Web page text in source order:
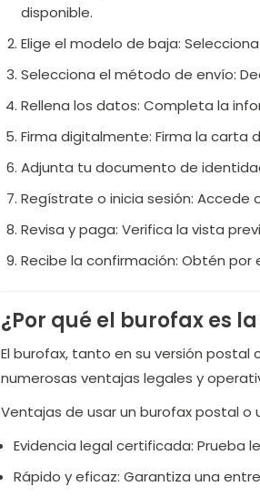
disponible.
Elige el modelo de baja:
Selecciona el método de envío:
Rellena los datos: Completa la
Firma digitalmente: Firma la carta
Adjunta tu documento de
Regístrate o inicia sesión: Accede
Revisa y paga: Verifica la vista
Recibe la confirmación: Obtén
¿Por qué el burofax es
El burofax, tanto en su versión
numerosas ventajas legales y
Ventajas de usar un burofax postal o
Evidencia legal certificada: Prueba
Rápido y eficaz: Garantiza una